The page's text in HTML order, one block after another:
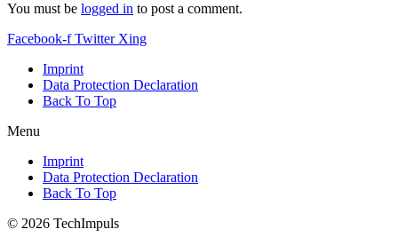
You must be logged in to post a comment.
Facebook-f Twitter Xing
Imprint
Data Protection Declaration
Back To Top
Menu
Imprint
Data Protection Declaration
Back To Top
© 2026 TechImpuls